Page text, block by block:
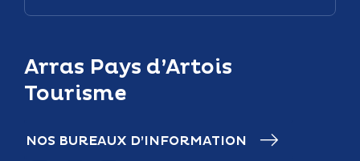
Arras Pays d’Artois
Tourisme
NOS BUREAUX D’INFORMATION